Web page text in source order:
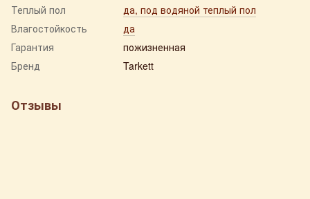
Теплый пол
да, под водяной теплый пол
Влагостойкость
да
Гарантия
пожизненная
Бренд
Tarkett
Отзывы